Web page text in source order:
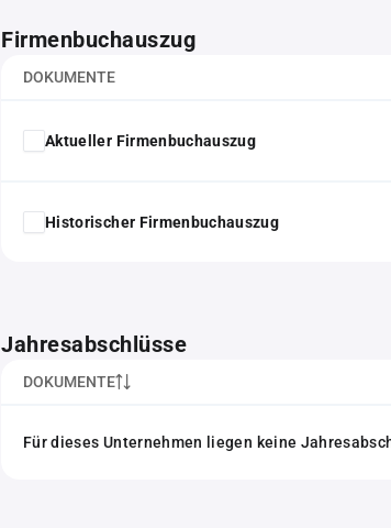
Firmenbuchauszug
DOKUMENTE
Aktueller Firmenbuchauszug
Historischer Firmenbuchauszug
Jahresabschlüsse
DOKUMENTE
Für dieses Unternehmen liegen keine